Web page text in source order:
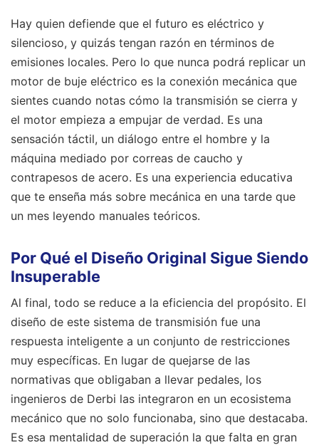
Hay quien defiende que el futuro es eléctrico y
silencioso, y quizás tengan razón en términos de
emisiones locales. Pero lo que nunca podrá replicar un
motor de buje eléctrico es la conexión mecánica que
sientes cuando notas cómo la transmisión se cierra y
el motor empieza a empujar de verdad. Es una
sensación táctil, un diálogo entre el hombre y la
máquina mediado por correas de caucho y
contrapesos de acero. Es una experiencia educativa
que te enseña más sobre mecánica en una tarde que
un mes leyendo manuales teóricos.
Por Qué el Diseño Original Sigue Siendo
Insuperable
Al final, todo se reduce a la eficiencia del propósito. El
diseño de este sistema de transmisión fue una
respuesta inteligente a un conjunto de restricciones
muy específicas. En lugar de quejarse de las
normativas que obligaban a llevar pedales, los
ingenieros de Derbi las integraron en un ecosistema
mecánico que no solo funcionaba, sino que destacaba.
Es esa mentalidad de superación la que falta en gran